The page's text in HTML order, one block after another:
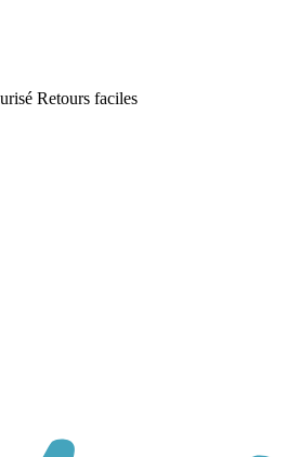
Retours faciles